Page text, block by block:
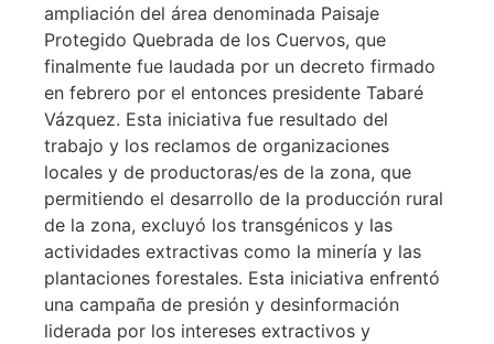
ampliación del área denominada Paisaje
Protegido Quebrada de los Cuervos, que
finalmente fue laudada por un decreto firmado
en febrero por el entonces presidente Tabaré
Vázquez. Esta iniciativa fue resultado del
trabajo y los reclamos de organizaciones
locales y de productoras/es de la zona, que
permitiendo el desarrollo de la producción rural
de la zona, excluyó los transgénicos y las
actividades extractivas como la minería y las
plantaciones forestales. Esta iniciativa enfrentó
una campaña de presión y desinformación
liderada por los intereses extractivos y